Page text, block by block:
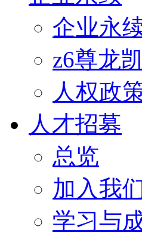
企业永
z6尊龙
人权政
人才招募
总览
加入我
学习与